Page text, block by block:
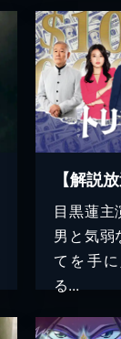
目黒蓮主
男と気弱
てを手
る...